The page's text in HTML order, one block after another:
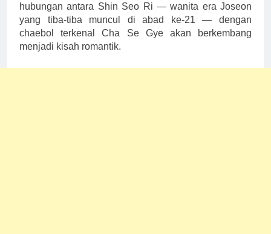
hubungan antara Shin Seo Ri — wanita era Joseon
yang tiba-tiba muncul di abad ke-21 — dengan
chaebol terkenal Cha Se Gye akan berkembang
menjadi kisah romantik.